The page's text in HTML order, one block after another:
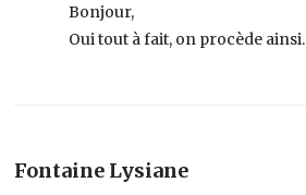
Bonjour,
Oui tout à fait, on procède ainsi.
Fontaine Lysiane